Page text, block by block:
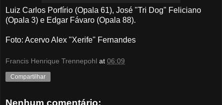
Luiz Carlos Porfírio (Opala 61), José "Tri Dog" Feliciano
(Opala 3) e Edgar Fávaro (Opala 88).
Foto: Acervo Alex "Xerife" Fernandes
Francis Henrique Trennepohl at 06:09
Compartilhar
Nenhum comentário: